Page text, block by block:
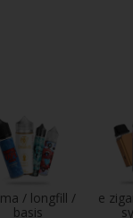
/ longfill /
basis
e